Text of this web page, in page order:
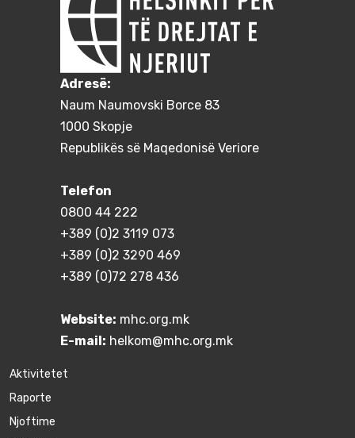
Adresë:
Naum Naumovski Borce 83
1000 Skopje
Republikës së Maqedonisë Veriore
Telefon
0800 44 222
+389 (0)2 3119 073
+389 (0)2 3290 469
+389 (0)72 278 436
Website: mhc.org.mk
E-mail: helkom@mhc.org.mk
Aktivitetet
Raporte
Njoftime